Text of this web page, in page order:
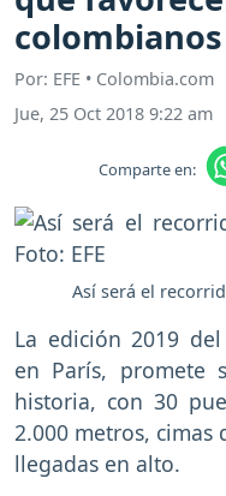
colombianos
Por: EFE • Colombia.com
Jue, 25 Oct 2018 9:22 am
Comparte en:
Así será el
La edición 2019
en París, promete
historia, con 30
2.000 metros, cimas
llegadas en alto.